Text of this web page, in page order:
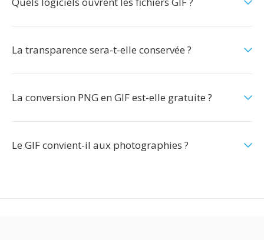
La transparence sera-t-elle conservée ?
La conversion PNG en GIF est-elle gratuite ?
Le GIF convient-il aux photographies ?